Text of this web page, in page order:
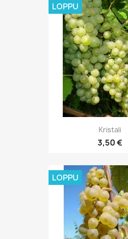
Kristali
3,50 €
LOPPU
LOPPU